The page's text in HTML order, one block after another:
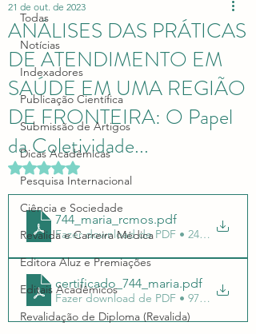
Todas
Notícias
Indexadores
Publicação Científica
Submissão de Artigos
Dicas Acadêmicas
Pesquisa Internacional
Ciência e Sociedade
Revalida e Carreira Médica
Editora Aluz e Premiações
Editais Acadêmicos
Revalidação de Diploma (Revalida)
ANÁLISES DAS PRÁTICAS
DE ATENDIMENTO EM
SAÚDE EM UMA REGIÃO
DE FRONTEIRA: O Papel
da Coletividade...
21 de out. de 2023
Avaliado com NaN de 5 estrelas.
744_maria_rcmos.pdf
Fazer download de PDF • 244KB
certificado_744_maria.pdf
Fazer download de PDF • 972KB